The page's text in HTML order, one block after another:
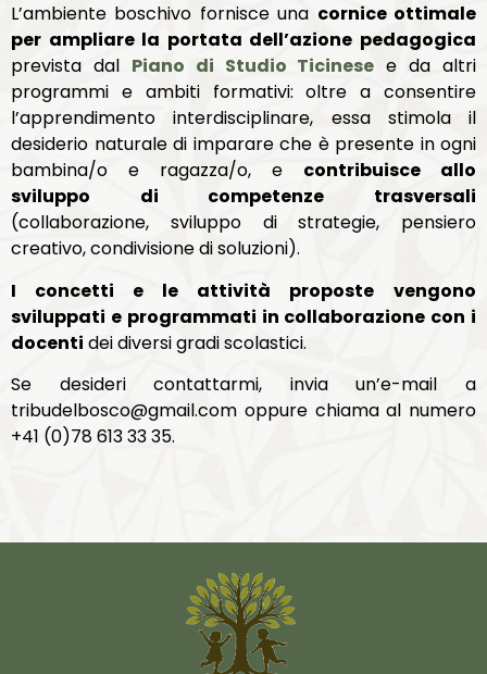
L’ambiente boschivo fornisce una cornice ottimale
per ampliare la portata dell’azione pedagogica
prevista dal Piano di Studio Ticinese e da altri
programmi e ambiti formativi: oltre a consentire
l’apprendimento interdisciplinare, essa stimola il
desiderio naturale di imparare che è presente in ogni
bambina/o e ragazza/o, e contribuisce allo
sviluppo di competenze trasversali
(collaborazione, sviluppo di strategie, pensiero
creativo, condivisione di soluzioni).
I concetti e le attività proposte
vengono
sviluppati e programmati in collaborazione con i
docenti dei diversi gradi scolastici.
Se desideri contattarmi, invia un’e-mail a
tribudelbosco@gmail.com oppure chiama al numero
+41 (0)78 613 33 35.